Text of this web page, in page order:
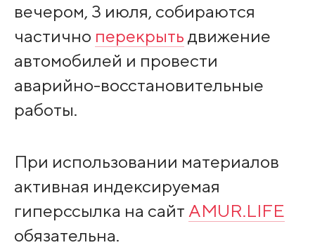
вечером, 3 июля, собираются
частично перекрыть движение
автомобилей и провести
аварийно-восстановительные
работы.
При использовании материалов
активная индексируемая
гиперссылка на сайт AMUR.LIFE
обязательна.